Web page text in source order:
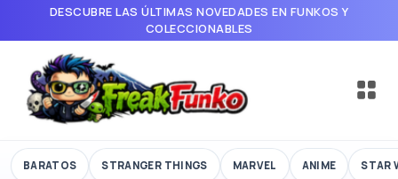
DESCUBRE LAS ÚLTIMAS NOVEDADES EN FUNKOS Y
COLECCIONABLES
BARATOS STRANGER THINGS MARVEL ANIME STAR